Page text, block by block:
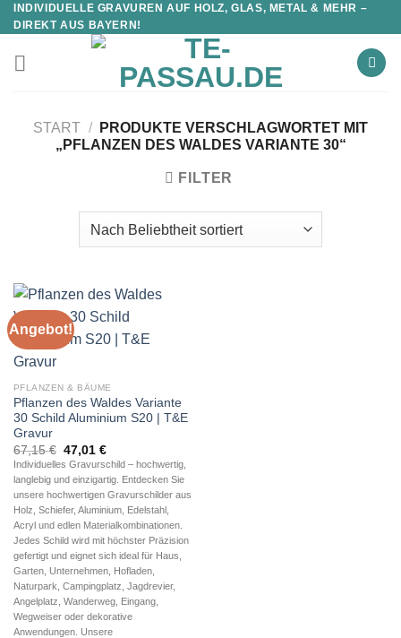
INDIVIDUELLE GRAVUREN AUF HOLZ, GLAS, METAL & MEHR –
DIREKT AUS BAYERN!
START /
PRODUKTE VERSCHLAGWORTET MIT
„PFLANZEN DES WALDES VARIANTE 30“
FILTER
Angebot!
PFLANZEN & BÄUME
Pflanzen des Waldes Variante
30 Schild Aluminium S20 | T&E
Gravur
67,15€ Ursprünglicher
Preis
war:
67,15 €
47,01 €Aktueller
Preis
ist:
47,01 €.
Individuelles Gravurschild – hochwertig,
langlebig und einzigartig. Entdecken Sie
unsere hochwertigen Gravurschilder aus
Holz, Schiefer, Aluminium, Edelstahl,
Acryl und edlen Materialkombinationen.
Jedes Schild wird mit höchster Präzision
gefertigt und eignet sich ideal für Haus,
Garten, Unternehmen, Hofladen,
Naturpark, Campingplatz, Jagdrevier,
Angelplatz, Wanderweg, Eingang,
Wegweiser oder dekorative
Anwendungen. Unsere